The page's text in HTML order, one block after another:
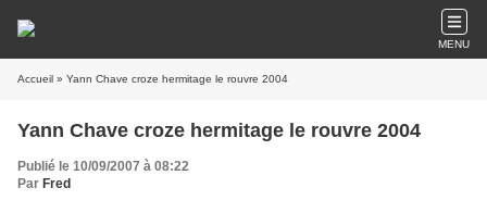
MENU
Accueil » Yann Chave croze hermitage le rouvre 2004
Yann Chave croze hermitage le rouvre 2004
Publié le 10/09/2007 à 08:22
Par Fred